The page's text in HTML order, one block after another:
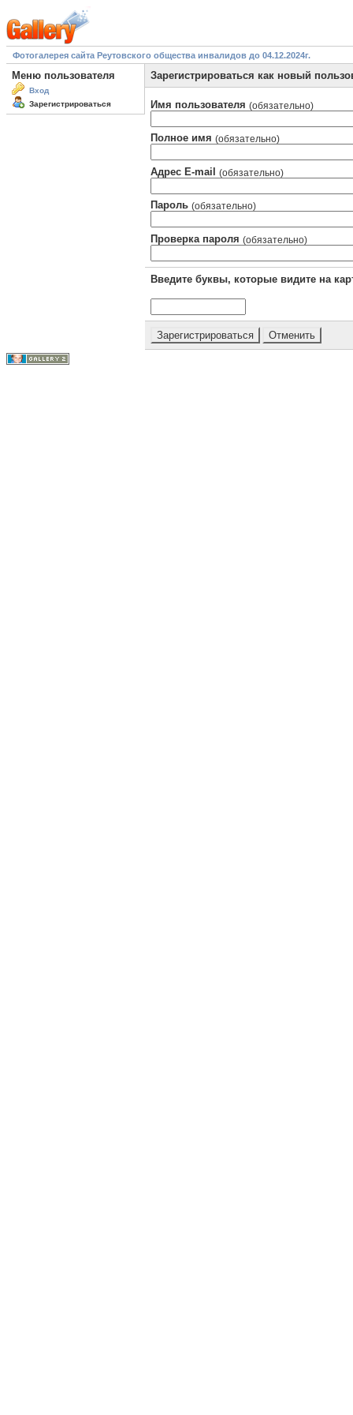
Фотогалерея сайта Реутовского общества инвалидов до 04.12.2024г.
Меню пользователя
Вход
Зарегистрироваться
Зарегистрироваться как новый
Имя пользователя (обязательно)
Полное имя (обязательно)
Адрес E-mail (обязательно)
Пароль (обязательно)
Проверка пароля (обязательно)
Введите буквы, которые видите на